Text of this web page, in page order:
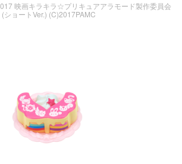
映画キラキラ☆プリキュアアラモード製作委員会
(ショートVer.) (C)2017PAMC